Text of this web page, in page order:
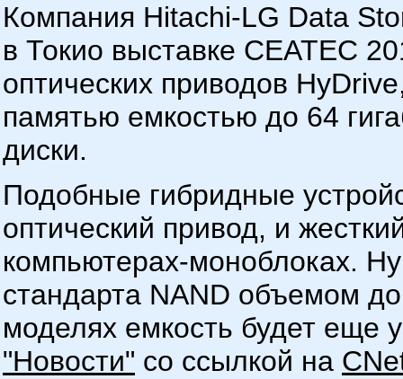
Компания Hitachi-LG Data
в Токио выставке CEATEC
оптических приводов
памятью емкостью до 64
диски.
Подобные гибридные
оптический привод, и
компьютерах-моноблоках.
стандарта NAND объемом
моделях емкость будет еще
"Новости" со ссылкой на